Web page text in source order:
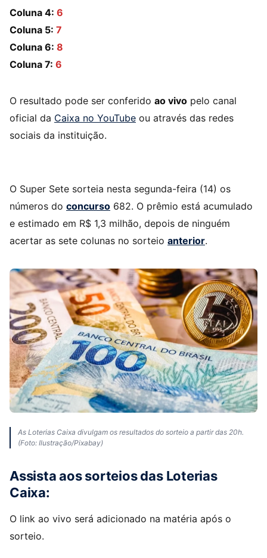
Coluna 4: 6
Coluna 5: 7
Coluna 6: 8
Coluna 7: 6
O resultado pode ser conferido ao vivo pelo canal
oficial da Caixa no YouTube ou através das redes
sociais da instituição.
O Super Sete sorteia nesta segunda-feira (14) os
números do concurso 682. O prêmio está acumulado
e estimado em R$ 1,3 milhão, depois de ninguém
acertar as sete colunas no sorteio anterior.
As Loterias Caixa divulgam os resultados do sorteio a partir das 20h.
(Foto: Ilustração/Pixabay)
Assista aos sorteios das Loterias
Caixa:
O link ao vivo será adicionado na matéria após o
sorteio.